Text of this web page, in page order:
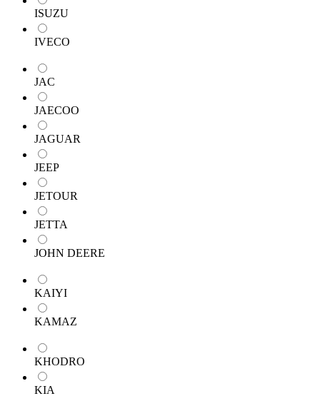
ISUZU
IVECO
JAC
JAECOO
JAGUAR
JEEP
JETOUR
JETTA
JOHN DEERE
KAIYI
KAMAZ
KHODRO
KIA